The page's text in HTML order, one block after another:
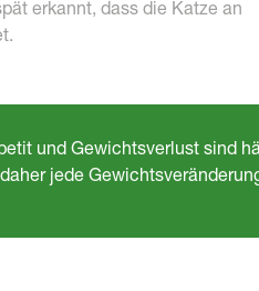
erkannt, dass die Katze an
und Gewichtsverlust sind
jede